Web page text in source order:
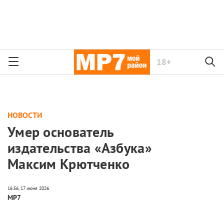
18+
НОВОСТИ
Умер основатель
издательства «Азбука»
Максим Крютченко
МР7